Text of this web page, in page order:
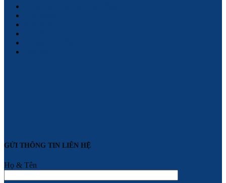
GỬI THÔNG TIN LIÊN HỆ
Họ & Tên